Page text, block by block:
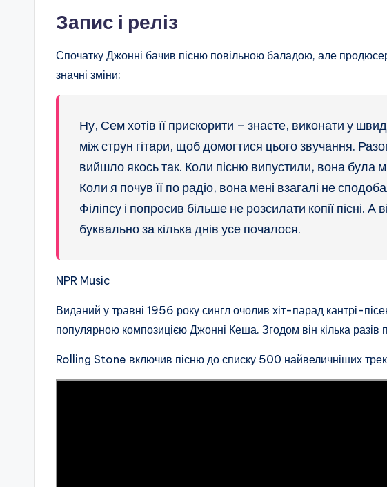
Запис і реліз
Спочатку Джонні бачив пісню повільною баладою, але
значні зміни:
Ну, Сем хотів її прискорити – знаєте, виконати у
між струн гітари, щоб домогтися цього звучання.
вийшло якось так. Коли пісню випустили, вона була
Коли я почув її по радіо, вона мені взагалі не
Філіпсу і попросив більше не розсилати копії пісні. А
буквально за кілька днів усе почалося.
NPR Music
Виданий у травні 1956 року сингл очолив хіт-парад кантрі-
популярною композицією Джонні Кеша. Згодом він кілька
Rolling Stone включив пісню до списку 500 найвеличніших